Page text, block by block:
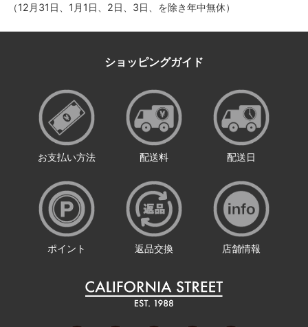
（12月31日、1月1日、2日、3日、を除き年中無休）
ショッピングガイド
お支払い方法 配送料 配送日
ポイント 返品交換 店舗情報